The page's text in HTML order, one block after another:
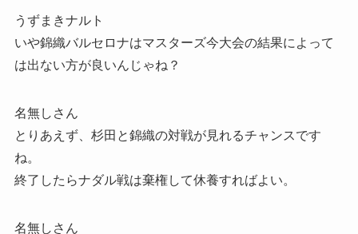
うずまきナルト
いや錦織バルセロナはマスターズ今大会の結果によって
は出ない方が良いんじゃね？
名無しさん
とりあえず、杉田と錦織の対戦が見れるチャンスです
ね。
終了したらナダル戦は棄権して休養すればよい。
名無しさん